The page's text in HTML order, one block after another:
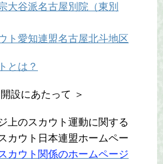
谷派名古屋別院（東別
ト愛知連盟名古屋北斗地区
とは？
設にあたって ＞
上のスカウト運動に関する
カウト日本連盟ホームペー
カウト関係のホームページ